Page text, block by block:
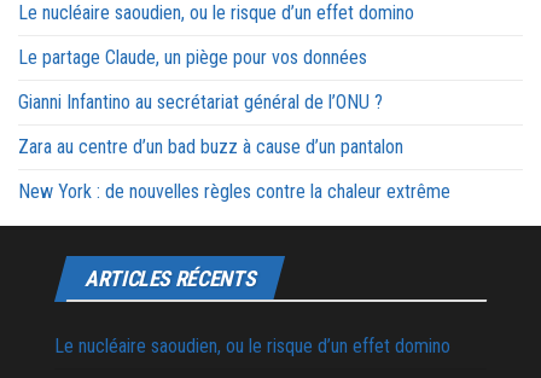
Le nucléaire saoudien, ou le risque d’un effet domino
Le partage Claude, un piège pour vos données
Gianni Infantino au secrétariat général de l’ONU ?
Zara au centre d’un bad buzz à cause d’un pantalon
New York : de nouvelles règles contre la chaleur extrême
ARTICLES RÉCENTS
Le nucléaire saoudien, ou le risque d’un effet domino